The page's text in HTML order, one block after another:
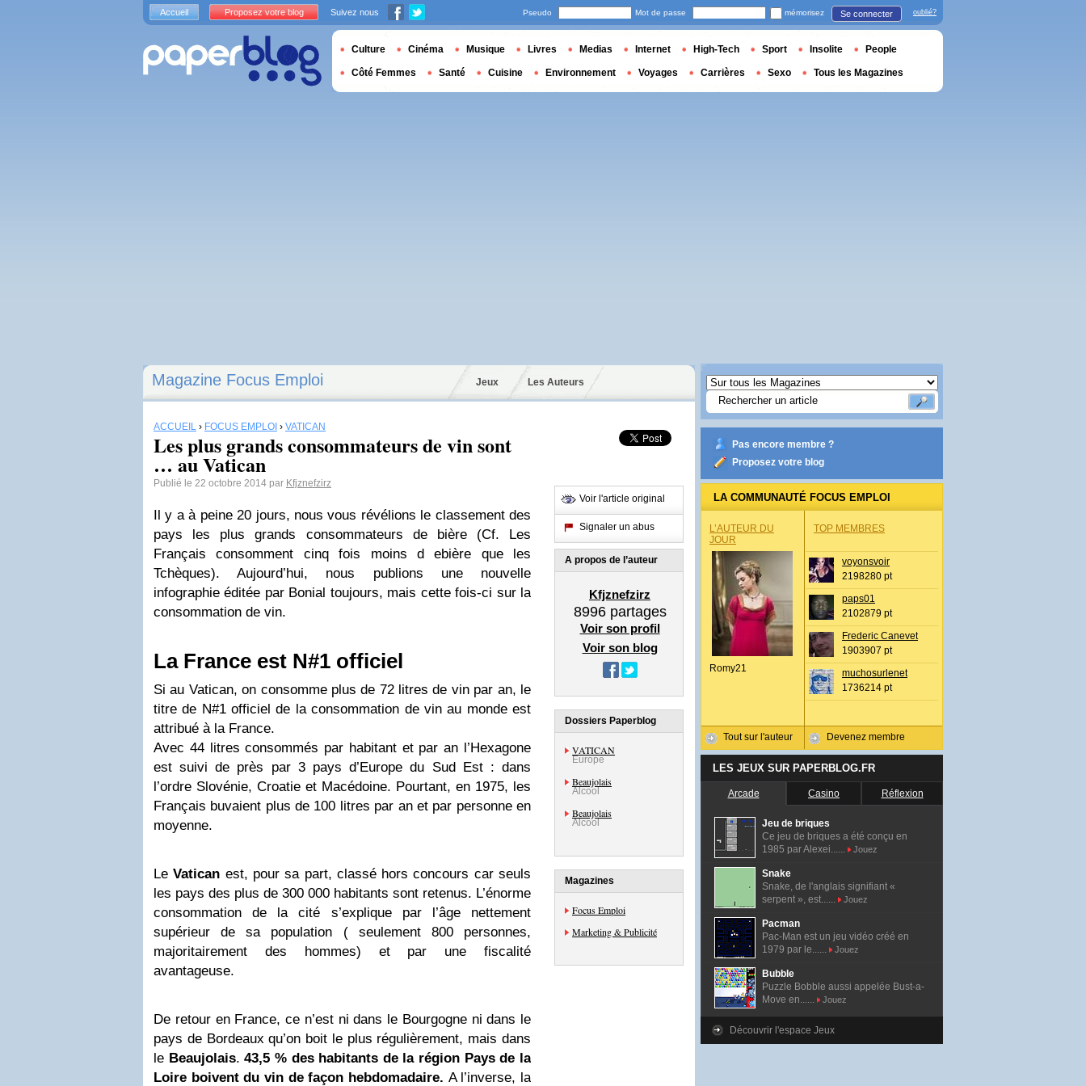
Magazine Focus Emploi Jeux Les Auteurs
ACCUEIL › FOCUS EMPLOI › VATICAN
Les plus grands consommateurs de vin sont
… au Vatican
Publié le 22 octobre 2014 par Kfjznefzirz
Il y a à peine 20 jours, nous vous révélions le classement des
pays les plus grands consommateurs de bière (Cf. Les
Français consomment cinq fois moins d ebière que les
Tchèques). Aujourd’hui, nous publions une nouvelle
infographie éditée par Bonial toujours, mais cette fois-ci sur la
consommation de vin.
La France est N#1 officiel
Si au Vatican, on consomme plus de 72 litres de vin par an, le
titre de N#1 officiel de la consommation de vin au monde est
attribué à la France.
Avec 44 litres consommés par habitant et par an l’Hexagone
est suivi de près par 3 pays d’Europe du Sud Est : dans
l’ordre Slovénie, Croatie et Macédoine. Pourtant, en 1975, les
Français buvaient plus de 100 litres par an et par personne en
moyenne.
LeVatican est, pour sa part, classé hors concours car seuls
les pays des plus de 300 000 habitants sont retenus. L’énorme
consommation de la cité s’explique par l’âge nettement
supérieur de sa population ( seulement 800 personnes,
majoritairement des hommes) et par une fiscalité
avantageuse.
De retour en France, ce n’est ni dans le Bourgogne ni dans le
pays de Bordeaux qu’on boit le plus régulièrement, mais dans
le Beaujolais.43,5 % des habitants de la région Pays de la
Loire boivent du vin de façon hebdomadaire. A l’inverse, la
Voir l'article original
Signaler un abus
A propos de l’auteur
Kfjznefzirz
8996partages
Voir son profil
Voir son blog
Dossiers Paperblog
VATICAN
Europe
Beaujolais
Alcool
Beaujolais
Alcool
Magazines
Focus Emploi
Marketing & Publicité
Pas encore membre ?
Proposez votre blog
LA COMMUNAUTÉ FOCUS EMPLOI
L’AUTEUR DU
JOUR
Romy21
Tout sur l'auteur
TOP MEMBRES
voyonsvoir
2198280 pt
paps01
2102879 pt
Frederic Canevet
1903907 pt
muchosurlenet
1736214 pt
Devenez membre
LES JEUX SUR PAPERBLOG.FR
Arcade Casino Réflexion
Jeu de briques
Ce jeu de briques a été conçu en
1985 par Alexei......
Jouez
Snake
Snake, de l'anglais signifiant «
serpent », est......
Jouez
Pacman
Pac-Man est un jeu vidéo créé en
1979 par le......
Jouez
Bubble
Puzzle Bobble aussi appelée Bust-a-
Move en......
Jouez
Découvrir l'espace Jeux
Accueil Proposez votre blog Suivez nous Pseudo Mot de passe mémorisez Se connecter oublié?
Culture Cinéma Musique Livres Medias Internet High-Tech Sport Insolite People
Côté Femmes Santé Cuisine Environnement Voyages Carrières Sexo Tous les Magazines